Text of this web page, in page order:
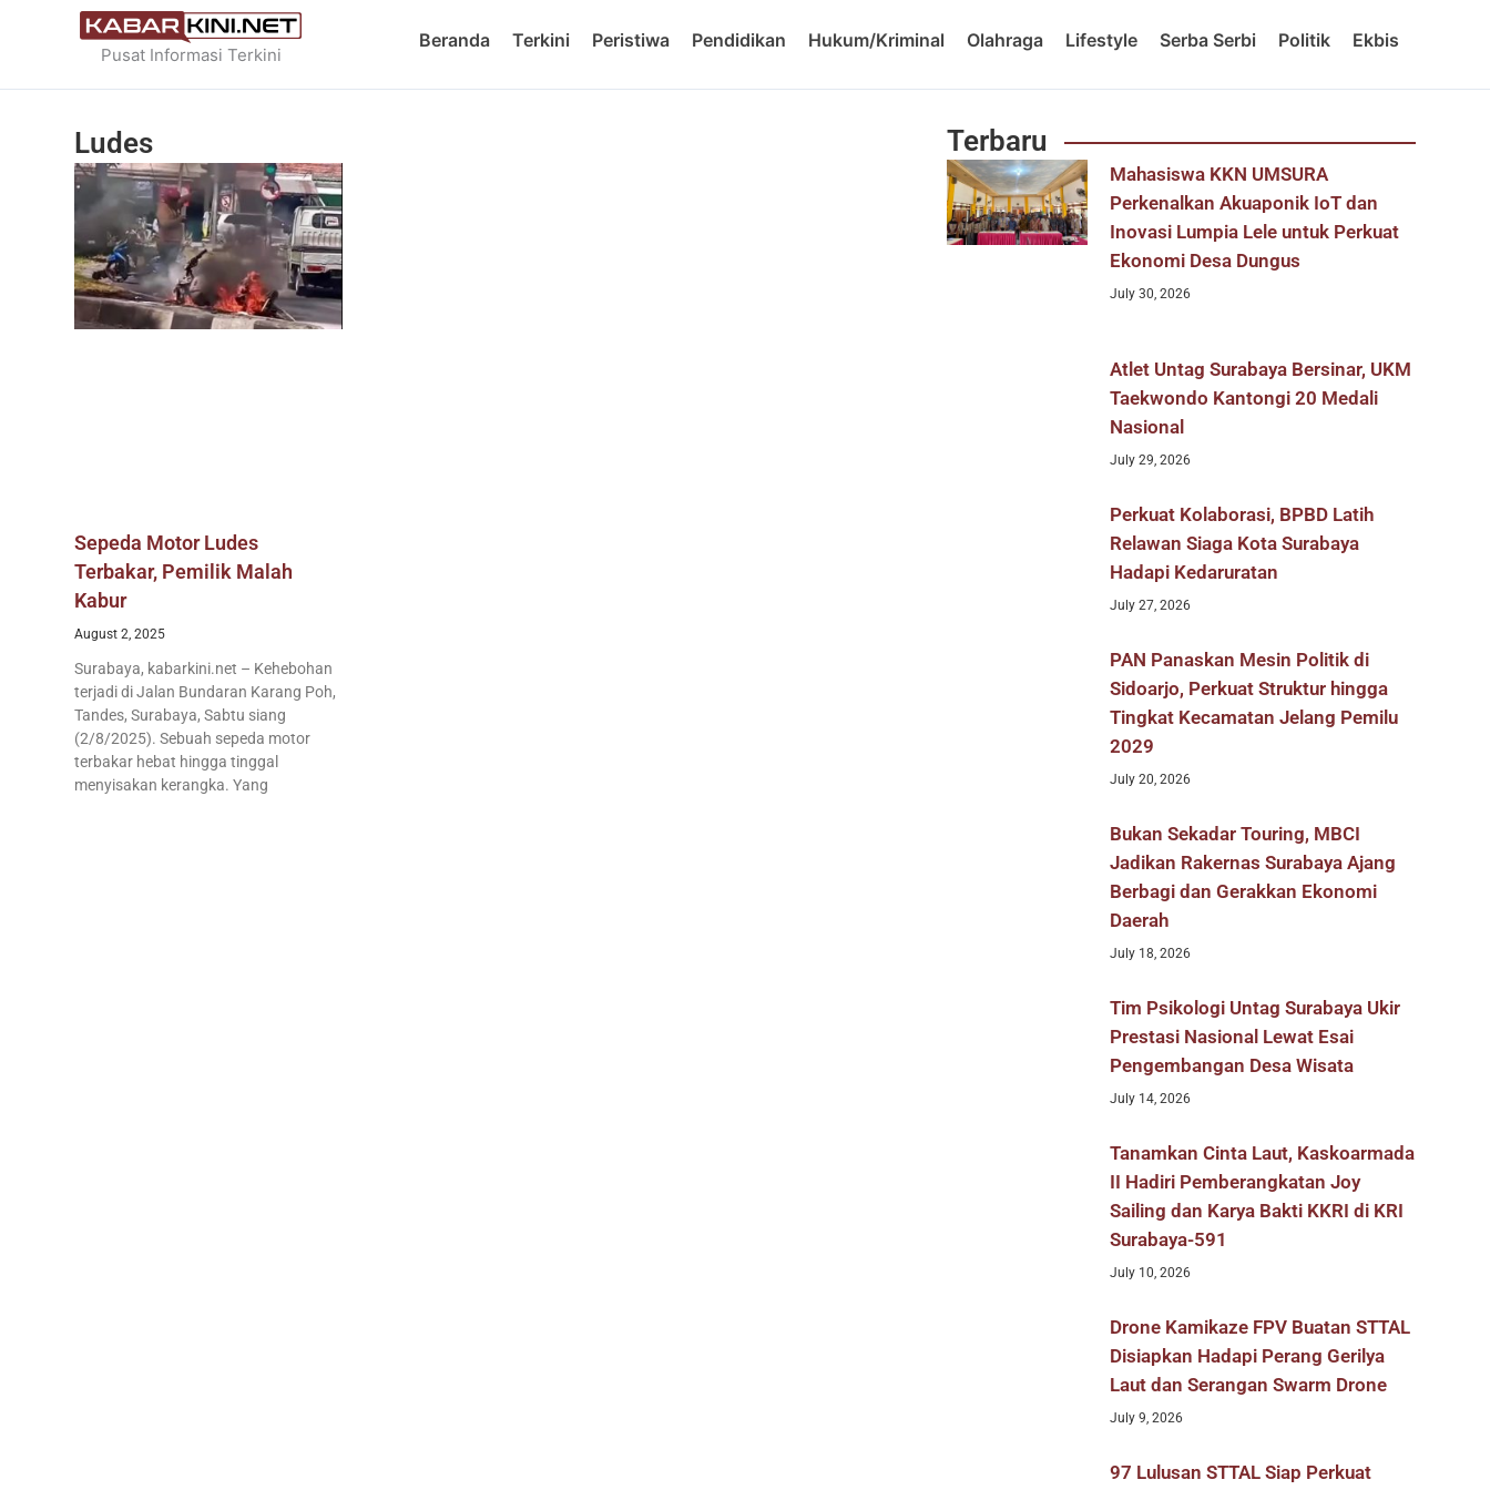
Pusat Informasi Terkini
Beranda Terkini Peristiwa Pendidikan Hukum/Kriminal Olahraga Lifestyle Serba Serbi Politik Ekbis
Ludes
Sepeda Motor Ludes
Terbakar, Pemilik Malah
Kabur
August 2, 2025
Surabaya, kabarkini.net – Kehebohan
terjadi di Jalan Bundaran Karang Poh,
Tandes, Surabaya, Sabtu siang
(2/8/2025). Sebuah sepeda motor
terbakar hebat hingga tinggal
menyisakan kerangka. Yang
Terbaru
Mahasiswa KKN UMSURA
Perkenalkan Akuaponik IoT dan
Inovasi Lumpia Lele untuk Perkuat
Ekonomi Desa Dungus
July 30, 2026
Atlet Untag Surabaya Bersinar, UKM
Taekwondo Kantongi 20 Medali
Nasional
July 29, 2026
Perkuat Kolaborasi, BPBD Latih
Relawan Siaga Kota Surabaya
Hadapi Kedaruratan
July 27, 2026
PAN Panaskan Mesin Politik di
Sidoarjo, Perkuat Struktur hingga
Tingkat Kecamatan Jelang Pemilu
2029
July 20, 2026
Bukan Sekadar Touring, MBCI
Jadikan Rakernas Surabaya Ajang
Berbagi dan Gerakkan Ekonomi
Daerah
July 18, 2026
Tim Psikologi Untag Surabaya Ukir
Prestasi Nasional Lewat Esai
Pengembangan Desa Wisata
July 14, 2026
Tanamkan Cinta Laut, Kaskoarmada
II Hadiri Pemberangkatan Joy
Sailing dan Karya Bakti KKRI di KRI
Surabaya-591
July 10, 2026
Drone Kamikaze FPV Buatan STTAL
Disiapkan Hadapi Perang Gerilya
Laut dan Serangan Swarm Drone
July 9, 2026
97 Lulusan STTAL Siap Perkuat